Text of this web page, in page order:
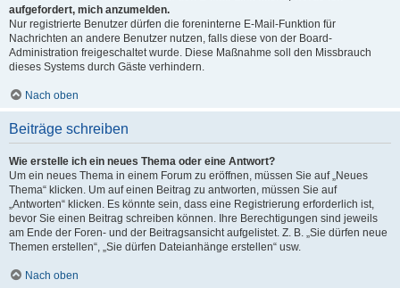
aufgefordert, mich anzumelden.
Nur registrierte Benutzer dürfen die foreninterne E-Mail-Funktion für
Nachrichten an andere Benutzer nutzen, falls diese von der Board-
Administration freigeschaltet wurde. Diese Maßnahme soll den Missbrauch
dieses Systems durch Gäste verhindern.
Nach oben
Beiträge schreiben
Wie erstelle ich ein neues Thema oder eine Antwort?
Um ein neues Thema in einem Forum zu eröffnen, müssen Sie auf „Neues
Thema“ klicken. Um auf einen Beitrag zu antworten, müssen Sie auf
„Antworten“ klicken. Es könnte sein, dass eine Registrierung erforderlich ist,
bevor Sie einen Beitrag schreiben können. Ihre Berechtigungen sind jeweils
am Ende der Foren- und der Beitragsansicht aufgelistet. Z. B. „Sie dürfen neue
Themen erstellen“, „Sie dürfen Dateianhänge erstellen“ usw.
Nach oben